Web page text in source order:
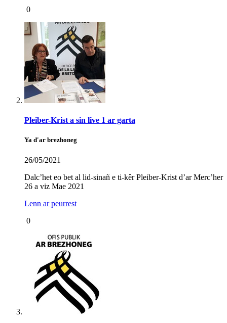
0
Pleiber-Krist a sin live 1 ar garta
Ya d'ar brezhoneg
26/05/2021
Dalc’het eo bet al lid-sinañ e ti-kêr Pleiber-Krist d’ar Merc’her
26 a viz Mae 2021
Lenn ar peurrest
0